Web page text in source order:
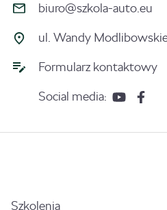
biuro@szkola-auto.eu
ul. Wandy
Formularz kontaktowy
Social media:
Szkolenia